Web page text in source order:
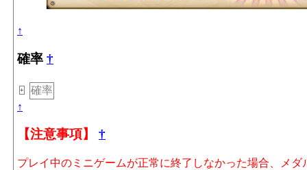
↑
確率 †
+
確率
↑
【注意事項】 †
プレイ中のミニゲームが正常に終了しなかった場合、メ